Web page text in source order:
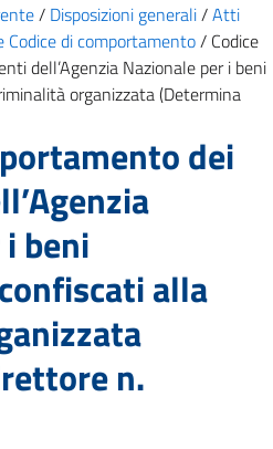
/ Disposizioni generali/Atti
Codice di comportamento/ Codice
dell’Agenzia Nazionale per i beni
organizzata (Determina
dei
beni
alla
n.